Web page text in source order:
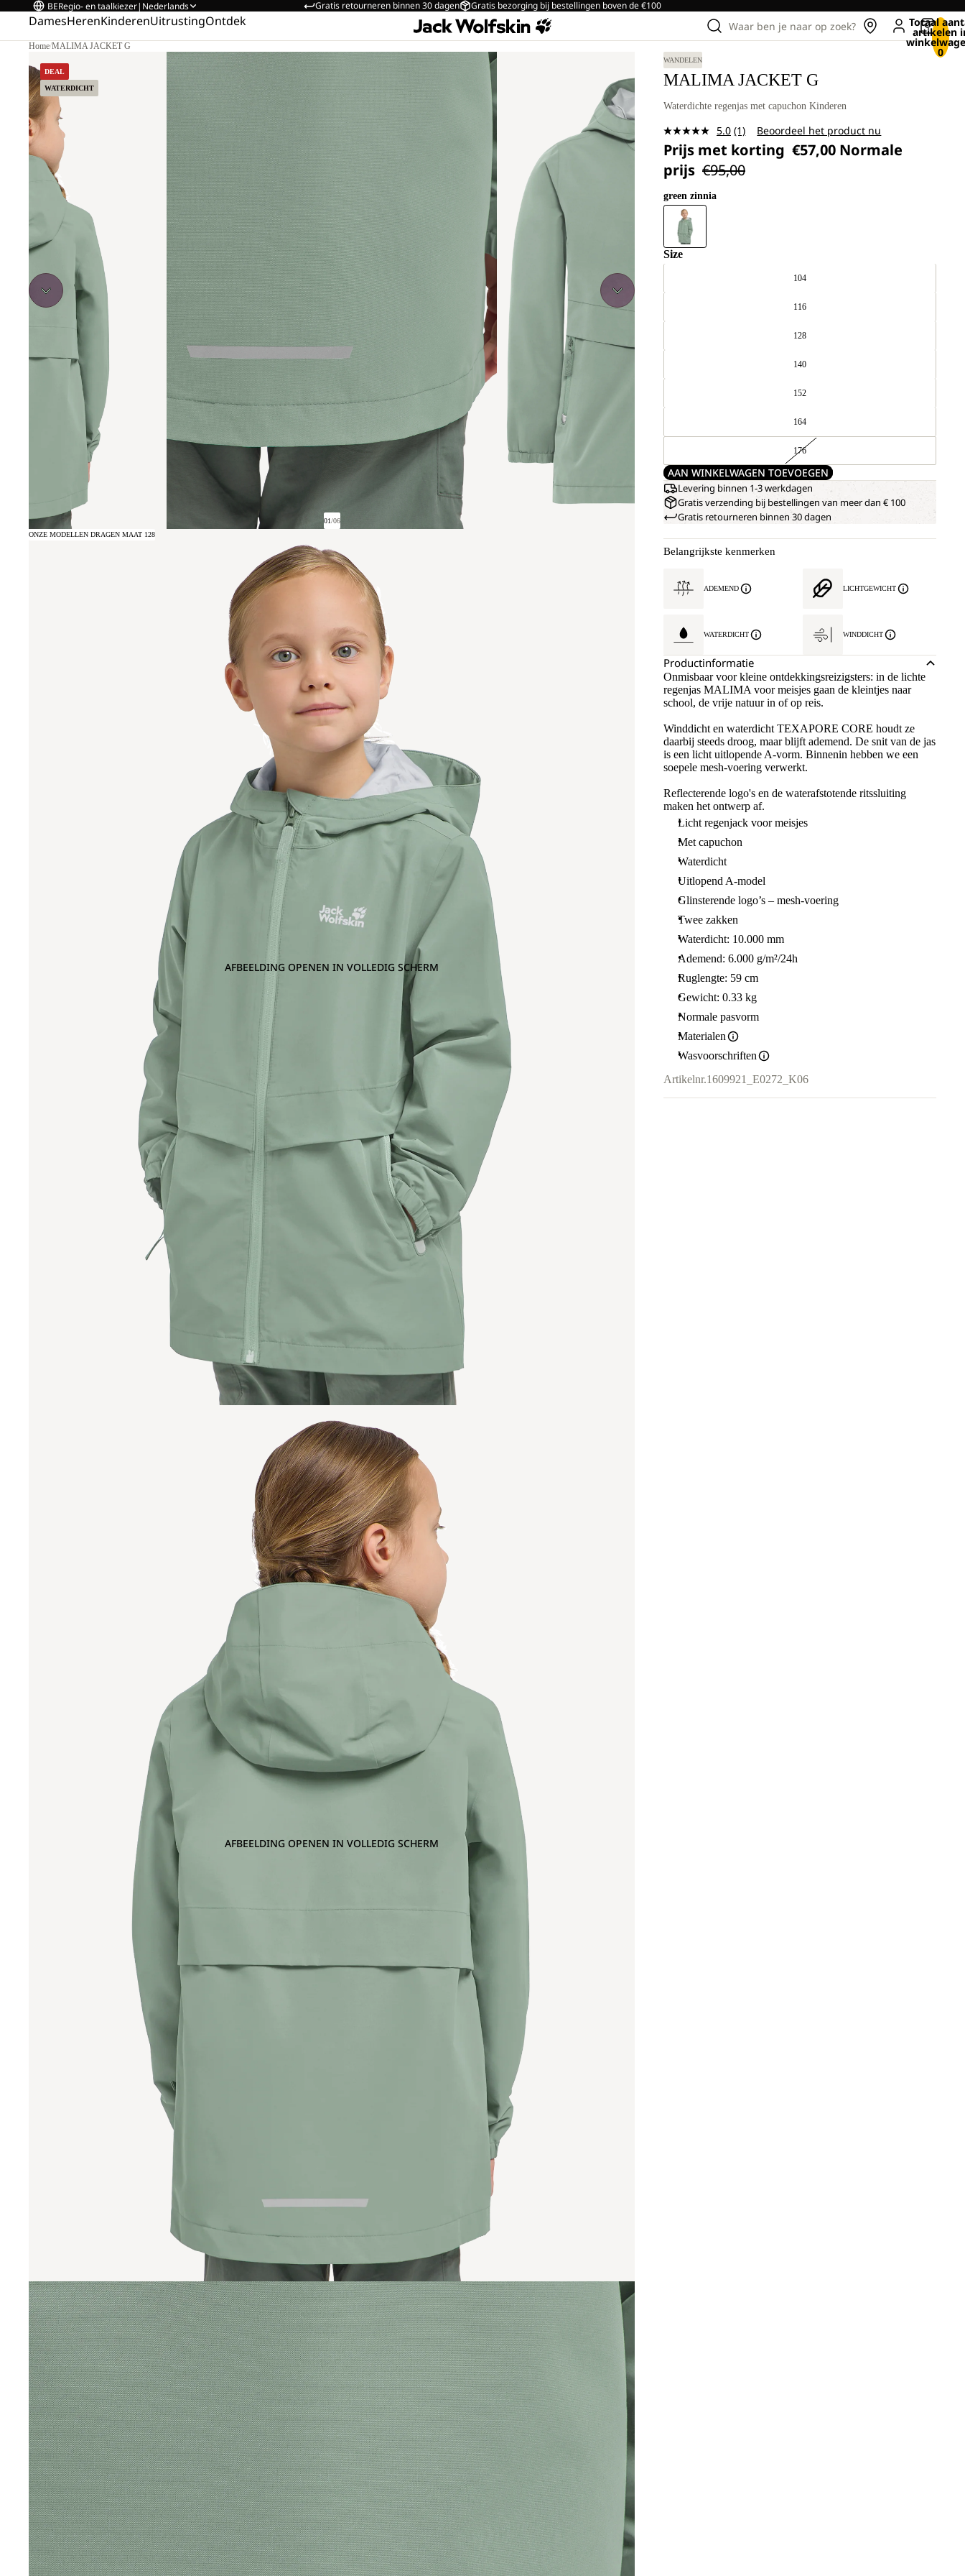
Gratis retourneren binnen 30 dagen Gratis bezorging bij bestellingen boven de €100
BERegio- en taalkiezer| Nederlands
DamesHerenKinderenUitrustingOntdek Waar ben je naar op zoek? Totaal
artikelen
0
Home/MALIMA JACKET G
DEAL
WATERDICHT
01/06
AFBEELDING OPENEN IN VOLLEDIG SCHERM
ONZE MODELLEN DRAGEN MAAT 128
AFBEELDING OPENEN IN VOLLEDIG SCHERM
WANDELEN
MALIMA JACKET G
Waterdichte regenjas met capuchon Kinderen
5.0 Lees
1
beoordeling.
Dezelfde
(1) Beoordeel het product nu
Prijs met korting €57,00 Normale
prijs €95,00
green zinnia
Size
104
116
128
140
152
164
176
AAN WINKELWAGEN TOEVOEGEN
Levering binnen 1-3 werkdagen
Gratis verzending bij bestellingen van meer dan € 100
Gratis retourneren binnen 30 dagen
Belangrijkste kenmerken
ADEMEND LICHTGEWICHT
WATERDICHT WINDDICHT
Productinformatie
Onmisbaar voor kleine ontdekkingsreizigsters: in de lichte
regenjas MALIMA voor meisjes gaan de kleintjes naar
school, de vrije natuur in of op reis.
Winddicht en waterdicht TEXAPORE CORE houdt ze
daarbij steeds droog, maar blijft ademend. De snit van de jas
is een licht uitlopende A-vorm. Binnenin hebben we een
soepele mesh-voering verwerkt.
Reflecterende logo's en de waterafstotende ritssluiting
maken het ontwerp af.
Licht regenjack voor meisjes
Met capuchon
Waterdicht
Uitlopend A-model
Glinsterende logo’s – mesh-voering
Twee zakken
Waterdicht: 10.000 mm
Ademend: 6.000 g/m²/24h
Ruglengte: 59 cm
Gewicht: 0.33 kg
Normale pasvorm
Materialen
Wasvoorschriften
Artikelnr.1609921_E0272_K06